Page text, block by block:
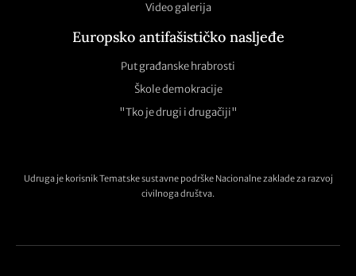
Video galerija
Europsko antifašističko nasljeđe
Put građanske hrabrosti
Škole demokracije
"Tko je drugi i drugačiji"
Udruga je korisnik Tematske sustavne podrške Nacionalne zaklade za razvoj
civilnoga društva.